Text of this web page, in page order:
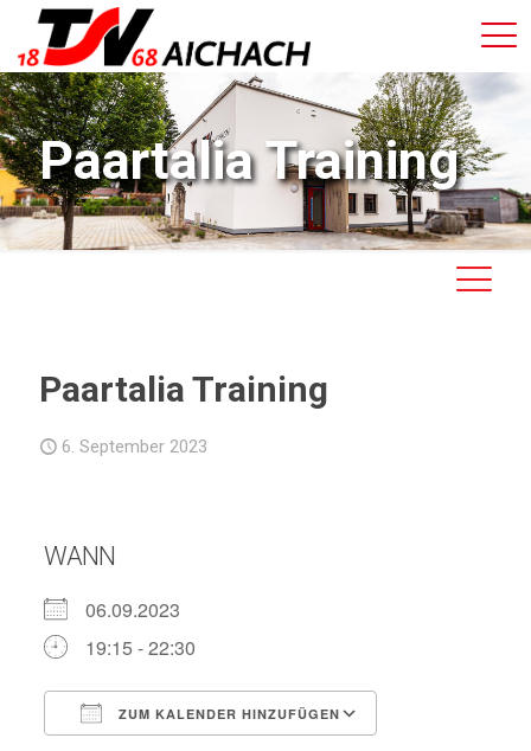
Paartalia Training
Paartalia Training
6. September 2023
WANN
06.09.2023
19:15 - 22:30
ZUM KALENDER HINZUFÜGEN